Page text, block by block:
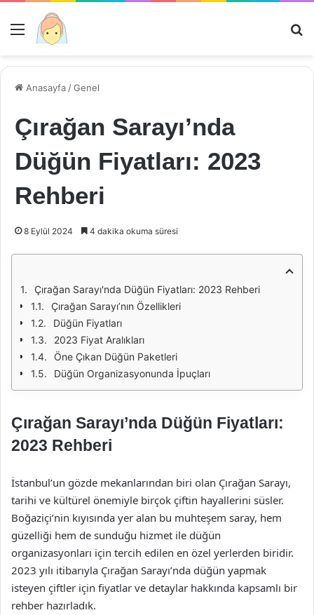
Menü
Anasayfa /Genel
Çırağan Sarayı’nda
Düğün Fiyatları: 2023
Rehberi
8 Eylül 2024 4 dakika okuma süresi
Çırağan Sarayı'nda Düğün Fiyatları: 2023 Rehberi
Çırağan Sarayı’nın Özellikleri
Düğün Fiyatları
2023 Fiyat Aralıkları
Öne Çıkan Düğün Paketleri
Düğün Organizasyonunda İpuçları
Çırağan Sarayı’nda Düğün Fiyatları:
2023 Rehberi
İstanbul’un gözde mekanlarından biri olan Çırağan Sarayı,
tarihi ve kültürel önemiyle birçok çiftin hayallerini süsler.
Boğaziçi’nin kıyısında yer alan bu muhteşem saray, hem
güzelliği hem de sunduğu hizmet ile düğün
organizasyonları için tercih edilen en özel yerlerden biridir.
2023 yılı itibarıyla Çırağan Sarayı’nda düğün yapmak
isteyen çiftler için fiyatlar ve detaylar hakkında kapsamlı bir
rehber hazırladık.